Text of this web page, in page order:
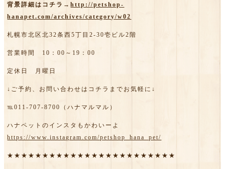
背景詳細はコチラ→http://petshop-
hanapet.com/archives/category/w02
札幌市北区北32条西5丁目2-30壱ビル2階
営業時間 10：00～19：00
定休日 月曜日
↓ご予約、お問い合わせはコチラまでお気軽に↓
℡011-707-8700（ハナマルマル）
ハナペットのインスタもかわいーよ
https://www.instagram.com/petshop_hana_pet/
★★★★★★★★★★★★★★★★★★★★★★★★